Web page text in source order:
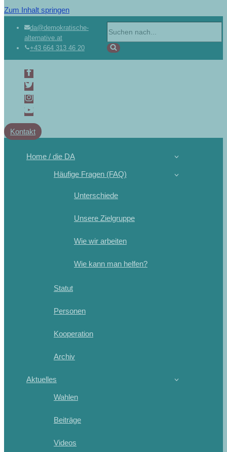
Zum Inhalt springen
da@demokratische-
alternative.at
+43 664 313 46 20
Kontakt
Home / die DA
Häufige Fragen (FAQ)
Unterschiede
Unsere Zielgruppe
Wie wir arbeiten
Wie kann man helfen?
Statut
Personen
Kooperation
Archiv
Aktuelles
Wahlen
Beiträge
Videos